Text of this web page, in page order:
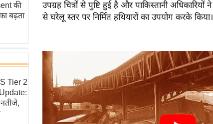
की
बढ़ता
Tier 2
उपग्रह चित्रों से पुष्टि हुई है और पाकिस्तानी
से घरेलू स्तर पर निर्मित हथियारों का उपयोग करके किया।